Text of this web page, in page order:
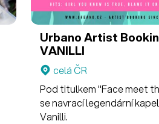
Urbano Artist
VANILLI
celá ČR
Pod titulkem "Face meet
se navrací legendární
Vanilli.